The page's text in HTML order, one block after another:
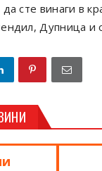
сте винаги в
Дупница и